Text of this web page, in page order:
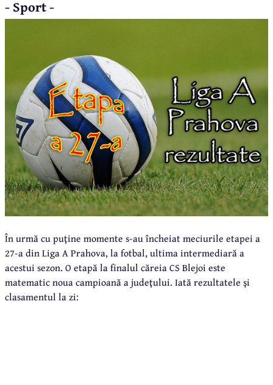
- Sport -
În urmă cu puţine momente s-au încheiat meciurile etapei a
27-a din Liga A Prahova, la fotbal, ultima intermediară a
acestui sezon. O etapă la finalul căreia CS Blejoi este
matematic noua campioană a judeţului. Iată rezultatele şi
clasamentul la zi: